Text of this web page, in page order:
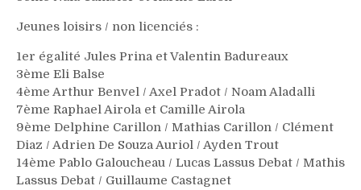
Jeunes loisirs / non licenciés :
1er égalité Jules Prina et Valentin Badureaux
3ème Eli Balse
4ème Arthur Benvel / Axel Pradot / Noam Aladalli
7ème Raphael Airola et Camille Airola
9ème Delphine Carillon / Mathias Carillon / Clément
Diaz / Adrien De Souza Auriol / Ayden Trout
14ème Pablo Galoucheau / Lucas Lassus Debat / Mathis
Lassus Debat / Guillaume Castagnet